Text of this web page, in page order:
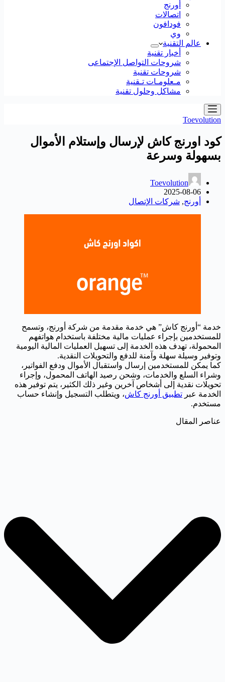
أورنج
اتصالات
فودافون
وي
عالم التقنية
أخبار تقنية
شروحات التواصل الإجتماعى
شروحات تقنية
مـعلومـات تـقنية
مشاكل وحلول تقنية
Toevolution
كود اورنج كاش لإرسال وإستلام الأموال
بسهولة وسرعة
Toevolution
2025-08-06
أورنج, شركات الإتصال
خدمة “أورنج كاش” هي خدمة مقدمة من شركة أورنج، وتسمح
للمستخدمين بإجراء عمليات مالية مختلفة باستخدام هواتفهم
المحمولة، تهدف هذه الخدمة إلى تسهيل العمليات المالية اليومية
وتوفير وسيلة سهلة وآمنة للدفع والتحويلات النقدية.
كما يمكن للمستخدمين إرسال واستقبال الأموال ودفع الفواتير،
وشراء السلع والخدمات، وشحن رصيد الهاتف المحمول، وإجراء
تحويلات نقدية إلى أشخاص آخرين وغير ذلك الكثير، يتم توفير هذه
الخدمة عبر تطبيق أورنج كاش، ويتطلب التسجيل وإنشاء حساب
مستخدم.
عناصر المقال